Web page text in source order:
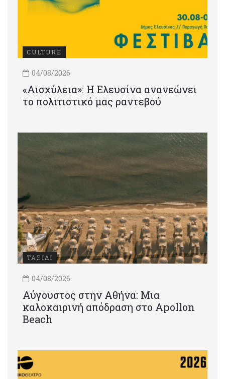
CULTURE
04/08/2026
«Αισχύλεια»: Η Ελευσίνα ανανεώνει
το πολιτιστικό μας ραντεβού
ΤΑΞΙΔΙ
04/08/2026
Αύγουστος στην Αθήνα: Μια
καλοκαιρινή απόδραση στο Apollon
Beach